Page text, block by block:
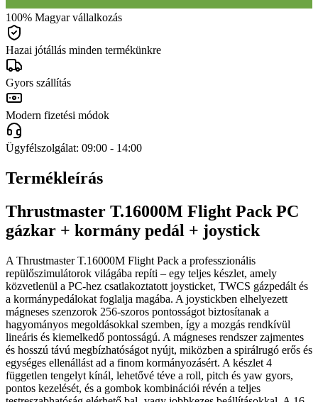
100% Magyar vállalkozás
Hazai jótállás minden termékünkre
Gyors szállítás
Modern fizetési módok
Ügyfélszolgálat: 09:00 - 14:00
Termékleírás
Thrustmaster T.16000M Flight Pack PC
gázkar + kormány pedál + joystick
A Thrustmaster T.16000M Flight Pack a professzionális
repülőszimulátorok világába repíti – egy teljes készlet, amely
közvetlenül a PC-hez csatlakoztatott joysticket, TWCS gázpedált és
a kormánypedálokat foglalja magába. A joystickben elhelyezett
mágneses szenzorok 256-szoros pontosságot biztosítanak a
hagyományos megoldásokkal szemben, így a mozgás rendkívül
lineáris és kiemelkedő pontosságú. A mágneses rendszer zajmentes
és hosszú távú megbízhatóságot nyújt, miközben a spirálrugó erős és
egységes ellenállást ad a finom kormányozásért. A készlet 4
független tengelyt kínál, lehetővé téve a roll, pitch és yaw gyors,
pontos kezelését, és a gombok kombinációi révén a teljes